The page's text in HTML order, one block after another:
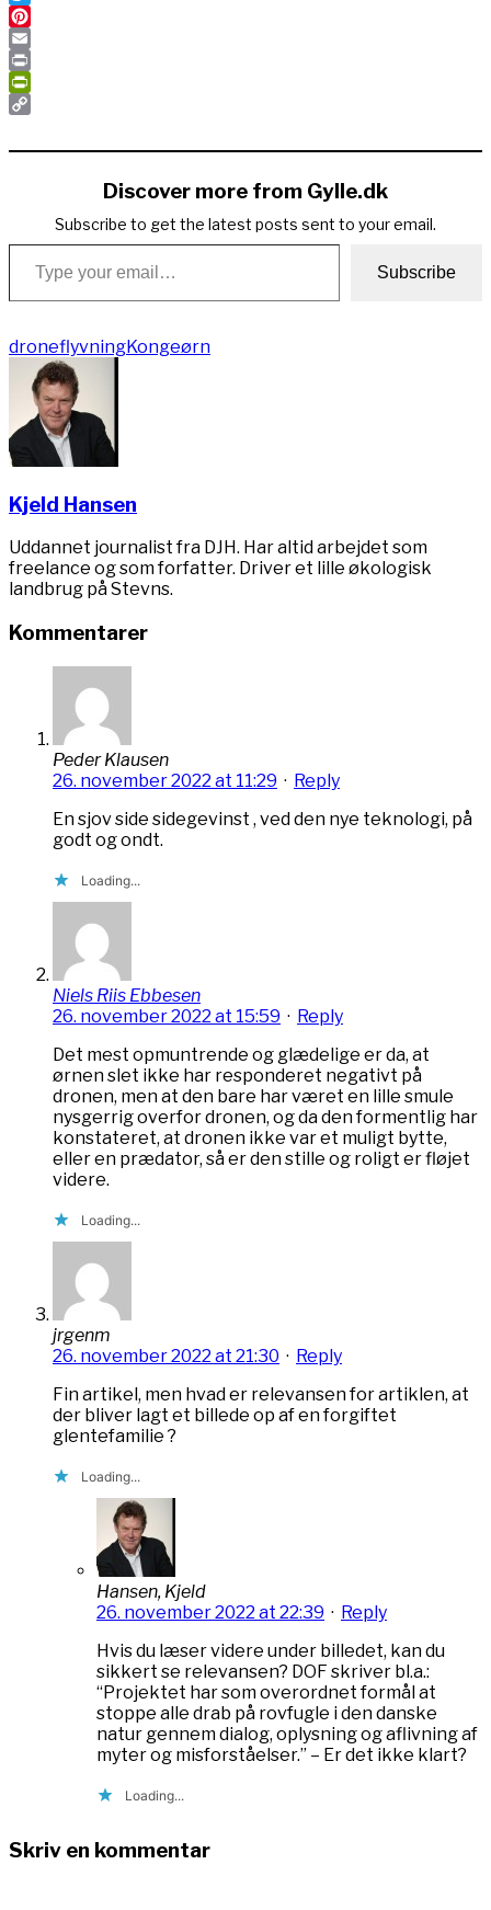
Twitter
Pinterest
Email
Print
PrintFriendly
Link
Discover more from Gylle.dk
Subscribe to get the latest posts sent to your email.
Type your email…
Subscribe
droneflyvningKongeørn
Kjeld Hansen
Uddannet journalist fra DJH. Har altid arbejdet som
freelance og som forfatter. Driver et lille økologisk
landbrug på Stevns.
Kommentarer
Peder Klausen
26. november 2022 at 11:29 · Reply
En sjov side sidegevinst , ved den nye teknologi, på
godt og ondt.
Loading...
Niels Riis Ebbesen
26. november 2022 at 15:59 · Reply
Det mest opmuntrende og glædelige er da, at
ørnen slet ikke har responderet negativt på
dronen, men at den bare har været en lille smule
nysgerrig overfor dronen, og da den formentlig har
konstateret, at dronen ikke var et muligt bytte,
eller en prædator, så er den stille og roligt er fløjet
videre.
Loading...
jrgenm
26. november 2022 at 21:30 · Reply
Fin artikel, men hvad er relevansen for artiklen, at
der bliver lagt et billede op af en forgiftet
glentefamilie ?
Loading...
Hansen, Kjeld
26. november 2022 at 22:39 · Reply
Hvis du læser videre under billedet, kan du
sikkert se relevansen? DOF skriver bl.a.:
“Projektet har som overordnet formål at
stoppe alle drab på rovfugle i den danske
natur gennem dialog, oplysning og aflivning af
myter og misforståelser.” – Er det ikke klart?
Loading...
Skriv en kommentar